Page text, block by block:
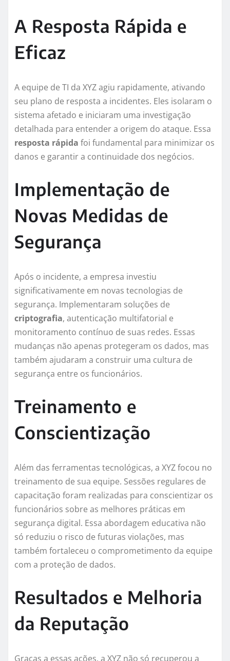
A Resposta Rápida e
Eficaz
A equipe de TI da XYZ agiu rapidamente, ativando
seu plano de resposta a incidentes. Eles isolaram o
sistema afetado e iniciaram uma investigação
detalhada para entender a origem do ataque. Essa
resposta rápida foi fundamental para minimizar os
danos e garantir a continuidade dos negócios.
Implementação de
Novas Medidas de
Segurança
Após o incidente, a empresa investiu
significativamente em novas tecnologias de
segurança. Implementaram soluções de
criptografia, autenticação multifatorial e
monitoramento contínuo de suas redes. Essas
mudanças não apenas protegeram os dados, mas
também ajudaram a construir uma cultura de
segurança entre os funcionários.
Treinamento e
Conscientização
Além das ferramentas tecnológicas, a XYZ focou no
treinamento de sua equipe. Sessões regulares de
capacitação foram realizadas para conscientizar os
funcionários sobre as melhores práticas em
segurança digital. Essa abordagem educativa não
só reduziu o risco de futuras violações, mas
também fortaleceu o comprometimento da equipe
com a proteção de dados.
Resultados e Melhoria
da Reputação
Graças a essas ações, a XYZ não só recuperou a